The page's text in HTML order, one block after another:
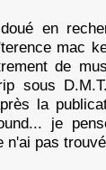
en
mac
de
sous
la
je
n'ai pas